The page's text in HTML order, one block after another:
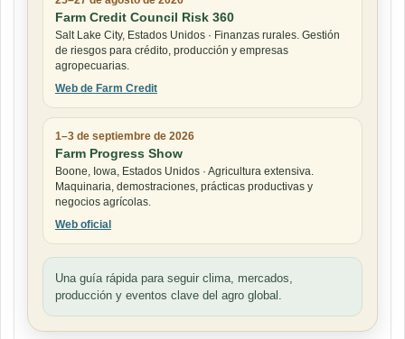
Farm Credit Council Risk 360
Salt Lake City, Estados Unidos · Finanzas rurales. Gestión
de riesgos para crédito, producción y empresas
agropecuarias.
Web de Farm Credit
1–3 de septiembre de 2026
Farm Progress Show
Boone, Iowa, Estados Unidos · Agricultura extensiva.
Maquinaria, demostraciones, prácticas productivas y
negocios agrícolas.
Web oficial
Una guía rápida para seguir clima, mercados,
producción y eventos clave del agro global.